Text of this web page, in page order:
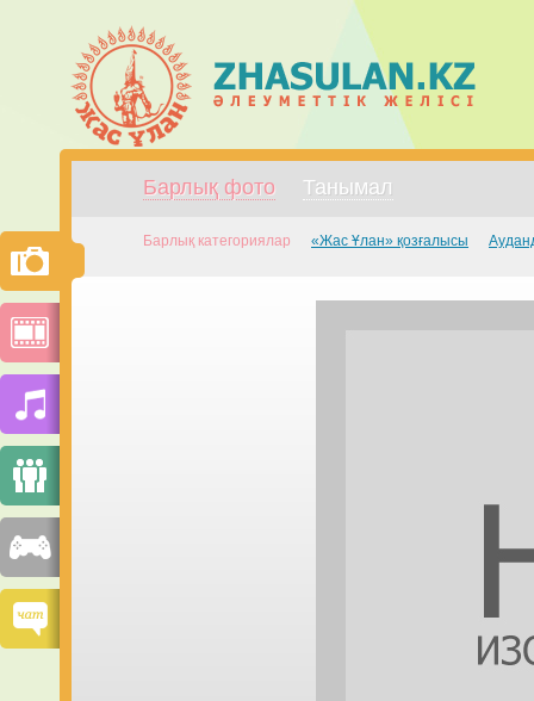
Барлық фото Танымал
Барлық категориялар «Жас Ұлан» қозғалысы